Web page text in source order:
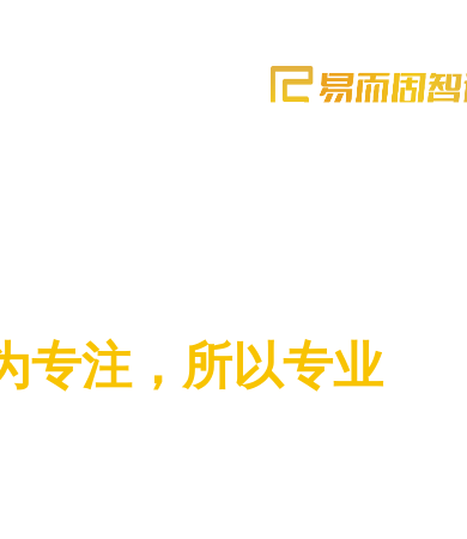
专注，所以专业